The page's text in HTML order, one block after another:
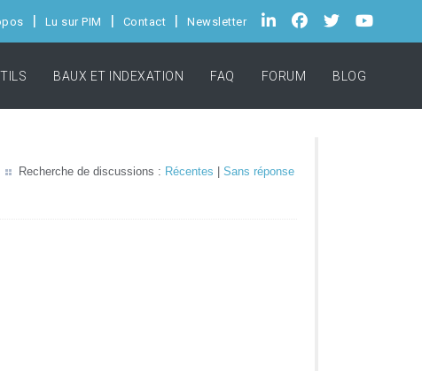
Lu sur PIM Contact Newsletter
BAUX ET INDEXATION FAQ FORUM BLOG
Recherche de discussions : Récentes Sans réponse